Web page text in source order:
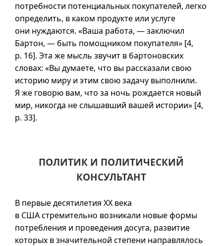
потребности потенциальных покупателей, легко
определить, в каком продукте или услуге
они нуждаются. «Ваша работа, — заключил
Бартон, — быть помощником покупателя» [4,
p. 16]. Эта же мысль звучит в бартоновских
словах: «Вы думаете, что вы рассказали свою
историю миру и этим свою задачу выполнили.
Я же говорю вам, что за ночь рождается новый
мир, никогда не слышавший вашей истории» [4,
p. 33].
ПОЛИТИК И ПОЛИТИЧЕСКИЙ
КОНСУЛЬТАНТ
В первые десятилетия XX века
в США стремительно возникали новые формы
потребления и проведения досуга, развитие
которых в значительной степени направлялось